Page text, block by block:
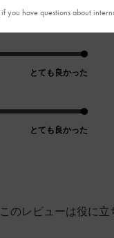
|カラー:
ブラック系
とても良かった
とても良かった
このレビューは役に立
if you have questions about